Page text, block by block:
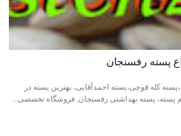
پسته رفسنجان
کله قوچی،پسته احمدآقایی، بهترین پسته در
پسته، پسته بهداشتی رفسنجان, فروشگاه تخصصی...